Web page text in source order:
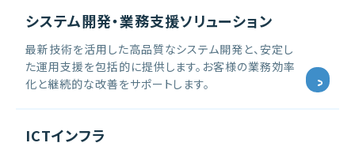
システム開発・業務支援ソリューション
最新技術を活用した高品質なシステム開発と、安定し
た運用支援を包括的に提供します。お客様の業務効率
化と継続的な改善をサポートします。
ICTインフラ